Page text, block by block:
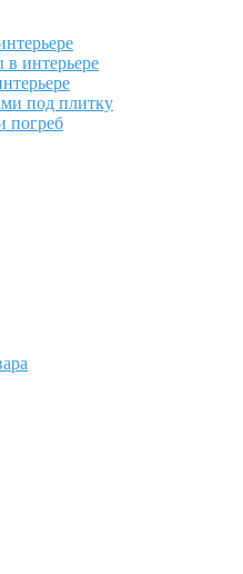
интерьере
под плитку
погреб